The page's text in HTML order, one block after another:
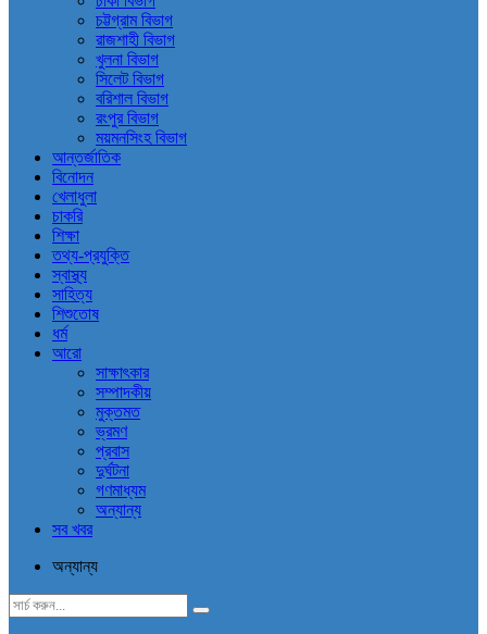
চট্টগ্রাম বিভাগ
রাজশাহী বিভাগ
খুলনা বিভাগ
সিলেট বিভাগ
বরিশাল বিভাগ
রংপুর বিভাগ
ময়মনসিংহ বিভাগ
আন্তর্জাতিক
বিনোদন
খেলাধুলা
চাকরি
শিক্ষা
তথ্য-প্রযুক্তি
স্বাস্থ্য
সাহিত্য
শিশুতোষ
ধর্ম
আরো
সাক্ষাৎকার
সম্পাদকীয়
মুক্তমত
ভ্রমণ
প্রবাস
দুর্ঘটনা
গণমাধ্যম
অন্যান্য
সব খবর
অন্যান্য